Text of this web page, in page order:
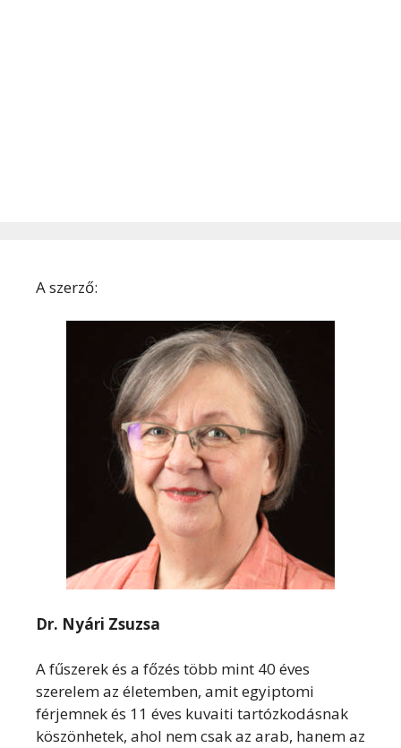
A szerző:
Dr. Nyári Zsuzsa
A fűszerek és a főzés több mint 40 éves
szerelem az életemben, amit egyiptomi
férjemnek és 11 éves kuvaiti tartózkodásnak
köszönhetek, ahol nem csak az arab, hanem az